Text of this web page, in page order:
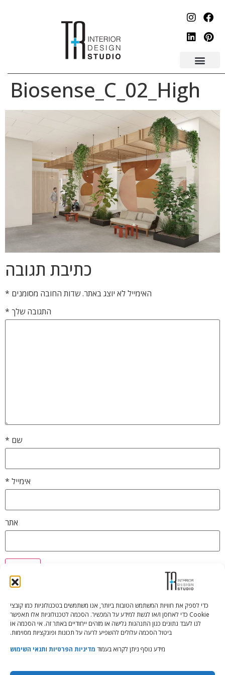
כדי לספק את חוויות המשתמש הטובות ביותר, אנו משתמשים בטכנולוגיות כמו קובצי
Cookie כדי לאחסן ו/או לגשת למידע על המכשיר. הסכמה לטכנולוגיות אלו תאפשר
לנו לעבד נתונים כגון התנהגות גלישה או מזהים ייחודיים באתר זה. אי הסכמה או
ביטול הסכמה עלולים להשפיע לרעה על תכונות ופונקציות מסוימות.
מידע נוסף ניתן לקרוא בעמוד מדיניות הפרטיות ותנאי השימוש
Biosense_C_02_High
כתיבת תגובה
האימייל לא יוצג באתר.שדות החובה מסומנים *
התגובה שלך *
שם *
אימייל *
אתר
Tali Shenfeld:052.620.2446
tali@TRstudio.co.il